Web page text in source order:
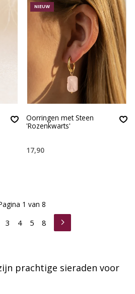
NIEUW
Oorringen met Steen
'Rozenkwarts'
17,90
3 4 5 8
1 van 8
prachtige sieraden voor